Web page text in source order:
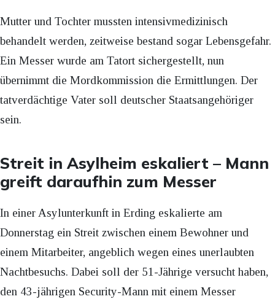
Mutter und Tochter mussten intensivmedizinisch
behandelt werden, zeitweise bestand sogar Lebensgefahr.
Ein Messer wurde am Tatort sichergestellt, nun
übernimmt die Mordkommission die Ermittlungen. Der
tatverdächtige Vater soll deutscher Staatsangehöriger
sein.
Streit in Asylheim eskaliert – Mann
greift daraufhin zum Messer
In einer Asylunterkunft in Erding eskalierte am
Donnerstag ein Streit zwischen einem Bewohner und
einem Mitarbeiter, angeblich wegen eines unerlaubten
Nachtbesuchs. Dabei soll der 51-Jährige versucht haben,
den 43-jährigen Security-Mann mit einem Messer